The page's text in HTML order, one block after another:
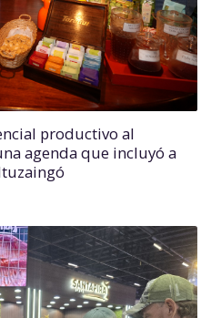
productivo al
agenda que incluyó a